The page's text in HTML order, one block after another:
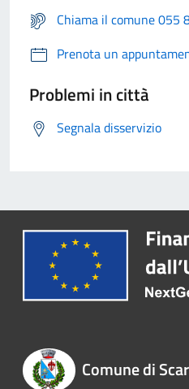
Chiama il comune 055
Prenota un
Problemi in città
Segnala disservizio
Comune di